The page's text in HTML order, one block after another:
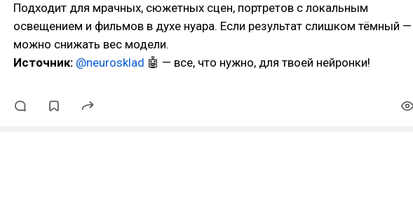
Подходит для мрачных, сюжетных сцен, портретов с локальным
освещением и фильмов в духе нуара. Если результат слишком тёмный —
можно снижать вес модели.
Источник: @neurosklad 🤖 — все, что нужно, для твоей нейронки!